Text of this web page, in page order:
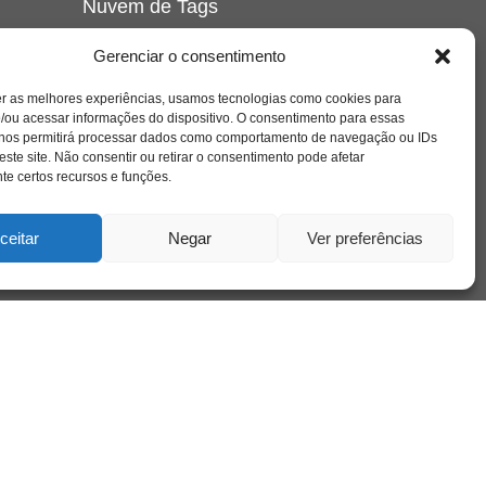
Gerenciar o consentimento
as melhores experiências, usamos tecnologias como cookies para
ou acessar informações do dispositivo. O consentimento para essas
permitirá processar dados como comportamento de navegação ou IDs
site. Não consentir ou retirar o consentimento pode afetar
certos recursos e funções.
Negar Ver preferências
Nuvem de Tags
crianca cuidado cultura depressao
educação família filme
freud infância insight jung liberdade livro
loucura luto maternidade
psicologia relato